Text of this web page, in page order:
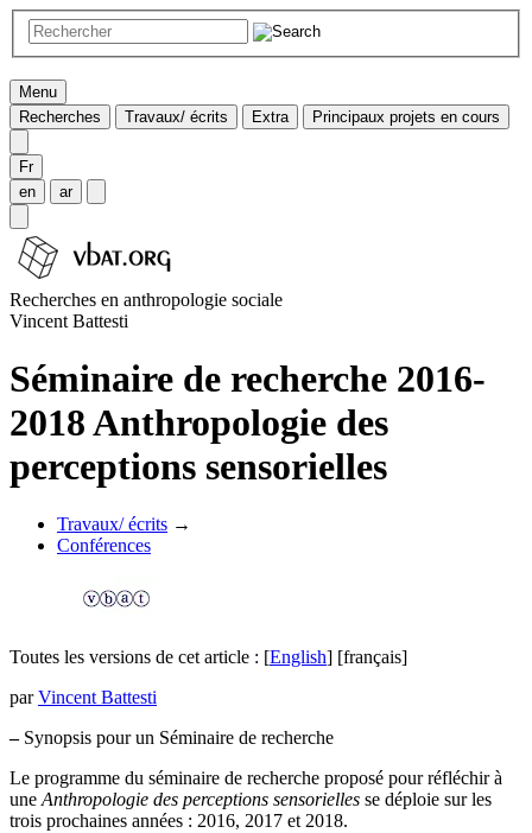
Menu
Recherches
Travaux/ écrits Extra Principaux projets en cours
Fr
en
ar
Recherches en anthropologie sociale
Vincent Battesti
Séminaire de recherche 2016-
2018 Anthropologie des
perceptions sensorielles
Travaux/ écrits →
Conférences
Toutes les versions de cet article : [English] [français]
parVincent Battesti
–Synopsis pour un Séminaire de recherche
Le programme du séminaire de recherche proposé pour réfléchir à
uneAnthropologie des perceptions sensorielles se déploie sur les
trois prochaines années : 2016, 2017 et 2018.